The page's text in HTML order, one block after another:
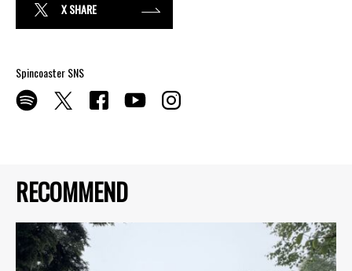
RECOMMEND
X SHARE
Spincoaster SNS